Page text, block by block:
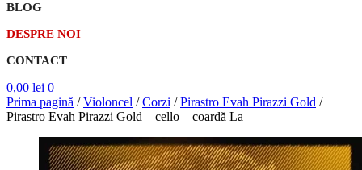
BLOG
DESPRE NOI
CONTACT
0,00 lei 0
Prima pagină /Violoncel /Corzi /Pirastro Evah Pirazzi Gold /
Pirastro Evah Pirazzi Gold – cello – coardă La